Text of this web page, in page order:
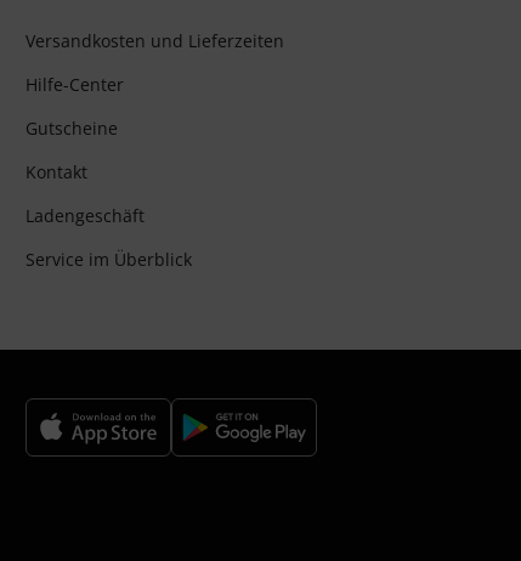
Versandkosten und Lieferzeiten
Hilfe-Center
Gutscheine
Kontakt
Ladengeschäft
Service im Überblick